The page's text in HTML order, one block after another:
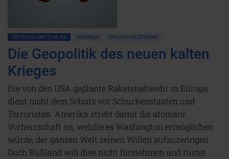
ZEITENSCHRIFT NR. 55 AMERIKA POLITIK ALLGEMEIN
Die Geopolitik des neuen kalten
Krieges
Die von den USA geplante Raketenabwehr in Europa
dient nicht dem Schutz vor Schurkenstaaten und
Terroristen. Amerika strebt damit die atomare
Vorherrschaft an, welche es Washington ermöglichen
würde, der ganzen Welt seinen Willen aufzuzwingen.
Doch Rußland will dies nicht hinnehmen und rüstet